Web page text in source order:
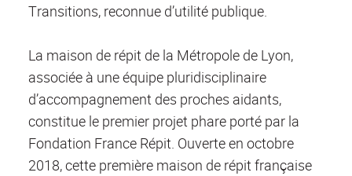
Transitions, reconnue d’utilité publique.
La maison de répit de la Métropole de Lyon,
associée à une équipe pluridisciplinaire
d’accompagnement des proches aidants,
constitue le premier projet phare porté par la
Fondation France Répit. Ouverte en octobre
2018, cette première maison de répit française